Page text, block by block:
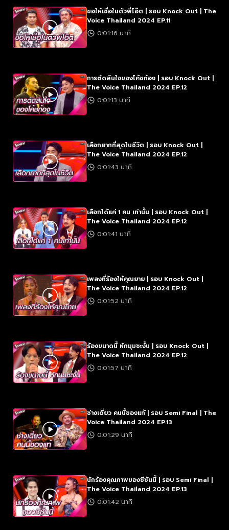
ขอให้เชื่อในตัวพี่โอ๊ต | รอบ Knock Out | The
Voice Thailand 2024 EP.11
0:01:16 นาที
การตัดสินใจของโค้ชก้อง | รอบ Knock Out |
The Voice Thailand 2024 EP.12
0:01:13 นาที
เลือกยากที่สุดในชีวิต | รอบ Knock Out |
The Voice Thailand 2024 EP.12
0:01:43 นาที
เลือกได้แค่ 1 คน เท่านั้น | รอบ Knock Out |
The Voice Thailand 2024 EP.12
0:01:41 นาที
เพลงที่ร้องให้คุณยาย | รอบ Knock Out |
The Voice Thailand 2024 EP.12
0:01:52 นาที
ร้องขนาดนี้ หักมุมซะงั้น | รอบ Knock Out |
The Voice Thailand 2024 EP.12
0:01:57 นาที
ช่างเดี่ยว คนนี้ของแท้ | รอบ Semi Final | The
Voice Thailand 2024 EP.13
0:01:29 นาที
นักร้องคุณภาพของซีซันนี้ | รอบ Semi Final |
The Voice Thailand 2024 EP.13
0:01:42 นาที